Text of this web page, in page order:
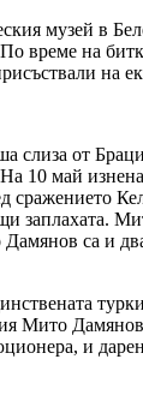
музей в
време на
на
слиза от
10 май
сражението
заплахата.
са и
Мито
и